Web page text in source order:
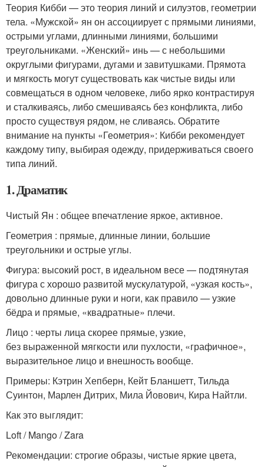
Теория Кибби — это теория линий и силуэтов, геометрии
тела. «Мужской» ян он ассоциирует с прямыми линиями,
острыми углами, длинными линиями, большими
треугольниками. «Женский» инь — с небольшими
округлыми фигурами, дугами и завитушками. Прямота
и мягкость могут существовать как чистые виды или
совмещаться в одном человеке, либо ярко контрастируя
и сталкиваясь, либо смешиваясь без конфликта, либо
просто существуя рядом, не сливаясь. Обратите
внимание на пункты «Геометрия»: Кибби рекомендует
каждому типу, выбирая одежду, придерживаться своего
типа линий.
1. Драматик
Чистый Ян : общее впечатление яркое, активное.
Геометрия : прямые, длинные линии, большие
треугольники и острые углы.
Фигура: высокий рост, в идеальном весе — подтянутая
фигура с хорошо развитой мускулатурой, «узкая кость»,
довольно длинные руки и ноги, как правило — узкие
бёдра и прямые, «квадратные» плечи.
Лицо : черты лица скорее прямые, узкие,
без выраженной мягкости или пухлости, «графичное»,
выразительное лицо и внешность вообще.
Примеры: Кэтрин Хепберн, Кейт Бланшетт, Тильда
Суинтон, Марлен Дитрих, Мила Йовович, Кира Найтли.
Как это выглядит:
Loft / Mango / Zara
Рекомендации: строгие образы, чистые яркие цвета,